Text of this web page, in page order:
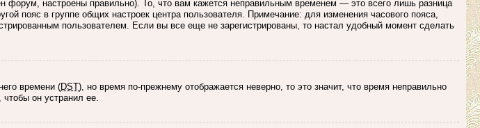
настроены правильно). То, что вам кажется неправильным временем — это всего лишь разница
пояс в группе общих настроек центра пользователя. Примечание: для изменения часового пояса,
пользователем. Если вы все еще не зарегистрированы, то настал удобный момент сделать
времени (DST), но время по-прежнему отображается неверно, то это значит, что время неправильно
он устранил ее.